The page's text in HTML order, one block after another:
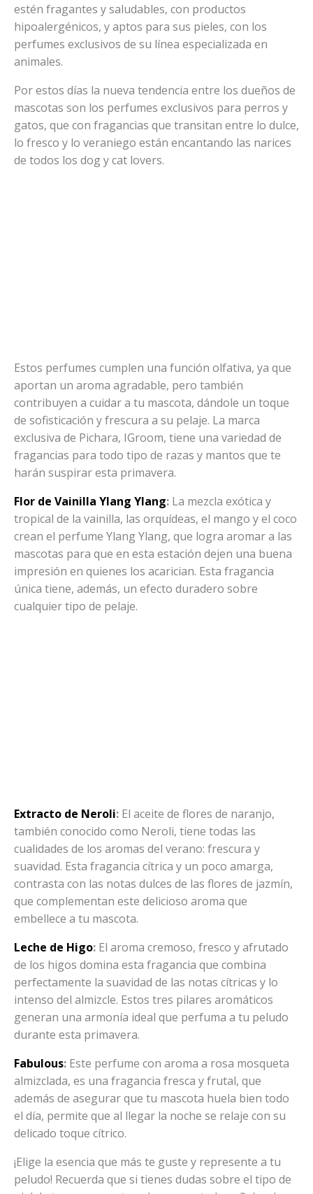
estén fragantes y saludables, con productos
hipoalergénicos, y aptos para sus pieles, con los
perfumes exclusivos de su línea especializada en
animales.
Por estos días la nueva tendencia entre los dueños de
mascotas son los perfumes exclusivos para perros y
gatos, que con fragancias que transitan entre lo dulce,
lo fresco y lo veraniego están encantando las narices
de todos los dog y cat lovers.
Estos perfumes cumplen una función olfativa, ya que
aportan un aroma agradable, pero también
contribuyen a cuidar a tu mascota, dándole un toque
de sofisticación y frescura a su pelaje. La marca
exclusiva de Pichara, IGroom, tiene una variedad de
fragancias para todo tipo de razas y mantos que te
harán suspirar esta primavera.
Flor de Vainilla Ylang Ylang: La mezcla exótica y
tropical de la vainilla, las orquídeas, el mango y el coco
crean el perfume Ylang Ylang, que logra aromar a las
mascotas para que en esta estación dejen una buena
impresión en quienes los acarician. Esta fragancia
única tiene, además, un efecto duradero sobre
cualquier tipo de pelaje.
Extracto de Neroli: El aceite de flores de naranjo,
también conocido como Neroli, tiene todas las
cualidades de los aromas del verano: frescura y
suavidad. Esta fragancia cítrica y un poco amarga,
contrasta con las notas dulces de las flores de jazmín,
que complementan este delicioso aroma que
embellece a tu mascota.
Leche de Higo: El aroma cremoso, fresco y afrutado
de los higos domina esta fragancia que combina
perfectamente la suavidad de las notas cítricas y lo
intenso del almizcle. Estos tres pilares aromáticos
generan una armonía ideal que perfuma a tu peludo
durante esta primavera.
Fabulous: Este perfume con aroma a rosa mosqueta
almizclada, es una fragancia fresca y frutal, que
además de asegurar que tu mascota huela bien todo
el día, permite que al llegar la noche se relaje con su
delicado toque cítrico.
¡Elige la esencia que más te guste y represente a tu
peludo! Recuerda que si tienes dudas sobre el tipo de